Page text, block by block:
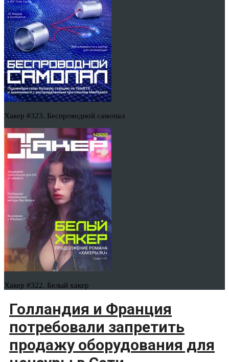
Хакер #323. Беспроводной самопал
Хакер #322. Белый хакер
Голландия и Франция
потребовали запретить
продажу оборудования для